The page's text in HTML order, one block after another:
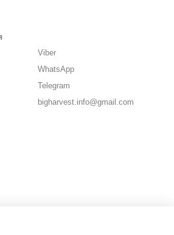
Viber
WhatsApp
Telegram
bigharvest.info@gmail.com